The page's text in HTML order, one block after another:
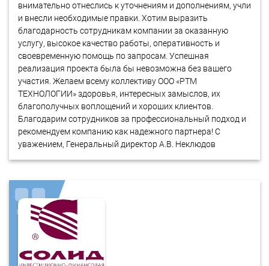
внимательно отнеслись к уточнениям и дополнениям, учли
и внесли необходимые правки. Хотим выразить
благодарность сотрудникам компании за оказанную
услугу, высокое качество работы, оперативность и
своевременную помощь по запросам. Успешная
реализация проекта была бы невозможна без вашего
участия. Желаем всему коллективу ООО «РТМ
ТЕХНОЛОГИИ» здоровья, интересных замыслов, их
благополучных воплощений и хороших клиентов.
Благодарим сотрудников за профессиональный подход и
рекомендуем компанию как надежного партнера! С
уважением, Генеральный директор А.В. Неклюдов